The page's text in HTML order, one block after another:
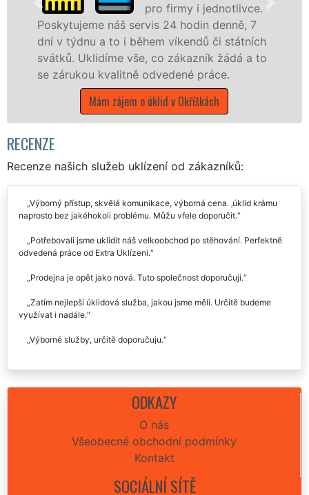
pro firmy i jednotlivce.
servis 24 hodin denně, 7
během víkendů či státních
vše, co zákazník žádá a to
odvedené práce.
o úklid v Okříškách
nabízíme pro
státní podniky,
kraji Vysočina s
RECENZE
Recenze našich služeb uklízení od zákazníků:
Výborný přístup, skvělá komunikace, výborná cena. ‚úklid krámu
naprosto bez jakéhokoli problému. Můžu vřele doporučit.
Potřebovali jsme uklidit náš velkoobchod po stěhování. Perfektně
odvedená práce od Extra Uklízení.
Prodejna je opět jako nová. Tuto společnost doporučuji.
Zatím nejlepší úklidová služba, jakou jsme měli. Určitě budeme
využívat i nadále.
Výborné služby, určitě doporučuju.
ODKAZY
O nás
Všeobecné obchodní podmínky
Kontakt
SOCIÁLNÍ SÍTĚ